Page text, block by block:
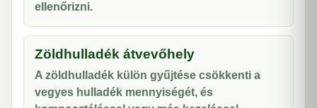
ellenőrizni.
Zöldhulladék átvevőhely
A zöldhulladék külön gyűjtése csökkenti a
vegyes hulladék mennyiségét, és